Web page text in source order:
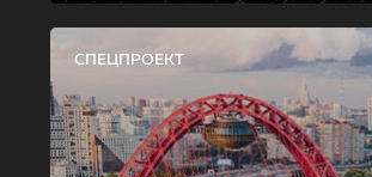
СПЕЦПРОЕКТ